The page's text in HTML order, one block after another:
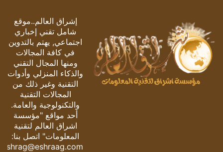
إشراق العالم..موقع
شامل تقني إخباري
اجتماعي, يهتم بالتدوين
في كافة المجالات
ومنها المجال التقني
والذكاء المنزلي وأدوات
التقنية وغير ذلك من
المجالات التقنية
والتكنولوجية والعامة.
أحد مواقع "مؤسسة
اشراق العالم لتقنية
المعلومات" اتصل بنا:
eshrag@eshraag.com